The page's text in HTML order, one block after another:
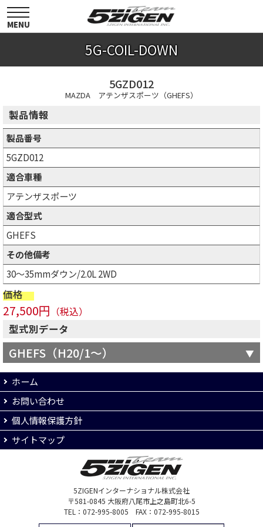
toggle
navigation
MENU
5G-COIL-DOWN
5GZD012
MAZDA アテンザスポーツ（GHEFS）
製品情報
製品番号
5GZD012
適合車種
アテンザスポーツ
適合型式
GHEFS
その他備考
30～35mmダウン/2.0L 2WD
価格
27,500円 （税込）
型式別データ
GHEFS（H20/1～）
ホーム
お問い合わせ
個人情報保護方針
サイトマップ
5ZIGENインターナショナル株式会社
〒581-0845 大阪府八尾市上之島町北6-5
TEL：072-995-8005 FAX：072-995-8015